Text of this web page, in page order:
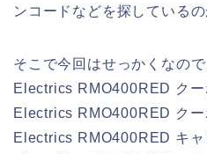
ンコードなどを探しているの
そこで今回はせっかくなの
Electrics RMO400RED ク
Electrics RMO400RED ク
Electrics RMO400RED キャ